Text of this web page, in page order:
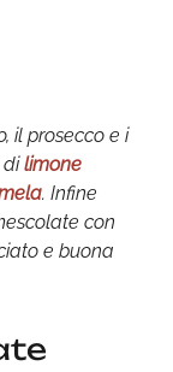
il prosecco e i
dilimone
. Infine
con
e buona